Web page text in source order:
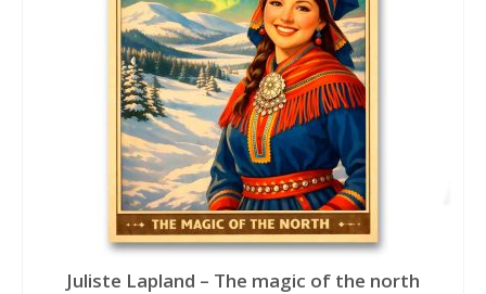
Juliste Lapland – The magic of the north